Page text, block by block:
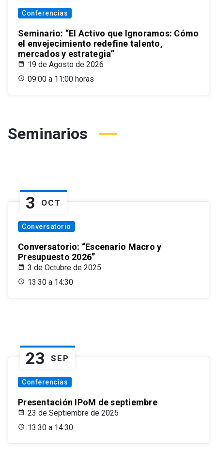
Conferencias
Seminario: “El Activo que Ignoramos: Cómo
el envejecimiento redefine talento,
mercados y estrategia”
19 de Agosto de 2026
09:00 a 11:00 horas
Seminarios
3 OCT
Conversatorio
Conversatorio: “Escenario Macro y
Presupuesto 2026”
3 de Octubre de 2025
13:30 a 14:30
23 SEP
Conferencias
Presentación IPoM de septiembre
23 de Septiembre de 2025
13:30 a 14:30